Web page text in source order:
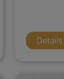
Details